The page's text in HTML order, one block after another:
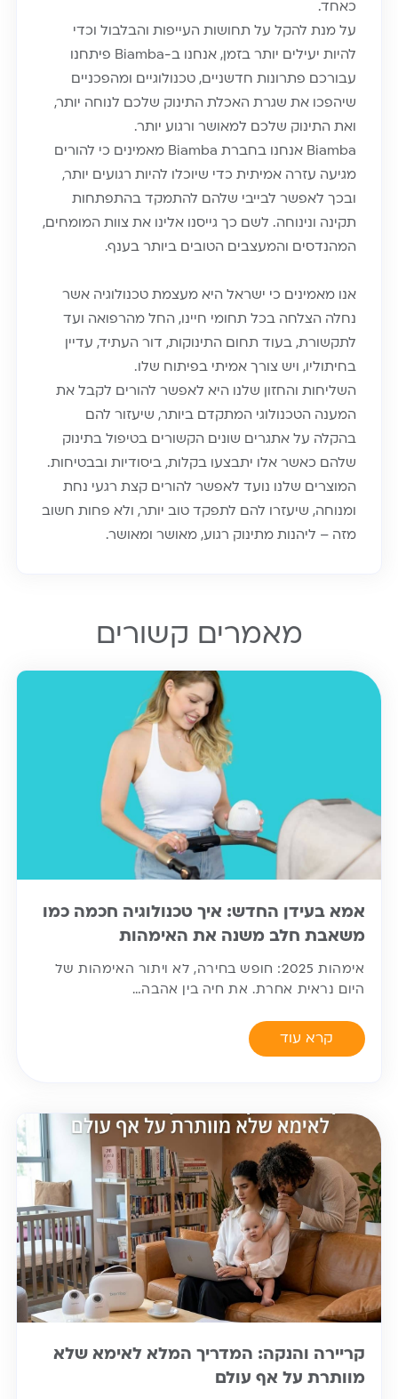
כאחד.
על מנת להקל על תחושות העייפות והבלבול וכדי
להיות יעילים יותר בזמן, אנחנו ב-Biamba פיתחנו
עבורכם פתרונות חדשניים, טכנולוגיים ומהפכניים
שיהפכו את שגרת האכלת התינוק שלכם לנוחה יותר,
ואת התינוק שלכם למאושר ורגוע יותר.
Biamba אנחנו בחברת Biamba מאמינים כי להורים
מגיעה עזרה אמיתית כדי שיוכלו להיות רגועים יותר,
ובכך לאפשר לבייבי שלהם להתמקד בהתפתחות
תקינה ונינוחה. לשם כך גייסנו אלינו את צוות המומחים,
המהנדסים והמעצבים הטובים ביותר בענף.
אנו מאמינים כי ישראל היא מעצמת טכנולוגיה אשר
נחלה הצלחה בכל תחומי חיינו, החל מהרפואה ועד
לתקשורת, בעוד תחום התינוקות, דור העתיד, עדיין
בחיתוליו, ויש צורך אמיתי בפיתוח שלו.
השליחות והחזון שלנו היא לאפשר להורים לקבל את
המענה הטכנולוגי המתקדם ביותר, שיעזור להם
בהקלה על אתגרים שונים הקשורים בטיפול בתינוק
שלהם כאשר אלו יתבצעו בקלות, ביסודיות ובבטיחות.
המוצרים שלנו נועד לאפשר להורים קצת רגעי נחת
ומנוחה, שיעזרו להם לתפקד טוב יותר, ולא פחות חשוב
מזה – ליהנות מתינוק רגוע, מאושר ומאושר.
מאמרים קשורים
אמא בעידן החדש: איך טכנולוגיה חכמה כמו
משאבת חלב משנה את האימהות
אימהות 2025: חופש בחירה, לא ויתור האימהות של
היום נראית אחרת. את חיה בין אהבה…
קרא עוד
קריירה והנקה: המדריך המלא לאימא שלא
מוותרת על אף עולם